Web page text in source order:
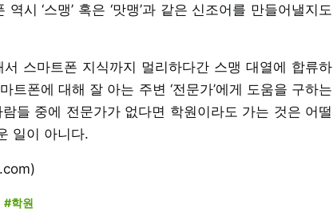
시 ‘스맹’ 혹은 ‘맛맹’과 같은 신조어를 만들어낼지도
스마트폰 지식까지 멀리하다간 스맹 대열에 합류하
폰에 대해 잘 아는 주변 ‘전문가’에게 도움을 구하는
들 중에 전문가가 없다면 학원이라도 가는 것은 어떨
일이 아니다.
#학원